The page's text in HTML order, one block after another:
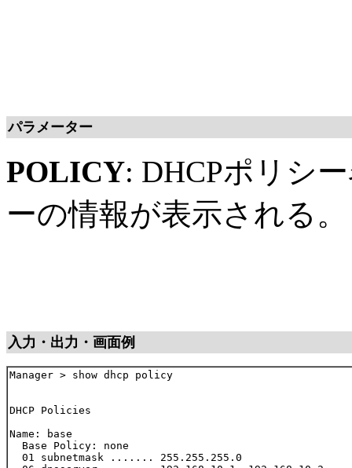
パラメーター
POLICY: DHCPポリシ
ーの情報が表示される。
入力・出力・画面例
Manager > show dhcp policy
DHCP Policies
Name: base
  Base Policy: none
  01 subnetmask ....... 255.255.255.0